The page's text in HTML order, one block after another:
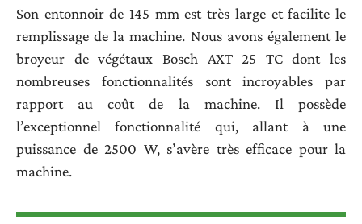
Son entonnoir de 145 mm est très large et facilite le
remplissage de la machine. Nous avons également le
broyeur de végétaux Bosch AXT 25 TC dont les
nombreuses fonctionnalités sont incroyables par
rapport au coût de la machine. Il possède
l’exceptionnel fonctionnalité qui, allant à une
puissance de 2500 W, s’avère très efficace pour la
machine.